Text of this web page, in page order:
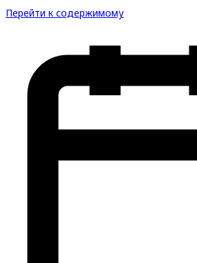
Перейти к содержимому